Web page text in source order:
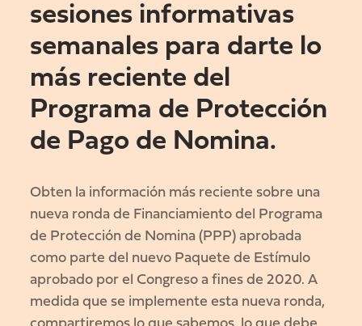
sesiones informativas
semanales para darte lo
más reciente del
Programa de Protección
de Pago de Nomina.
Obten la información más reciente sobre una
nueva ronda de Financiamiento del Programa
de Protección de Nomina (PPP) aprobada
como parte del nuevo Paquete de Estímulo
aprobado por el Congreso a fines de 2020. A
medida que se implemente esta nueva ronda,